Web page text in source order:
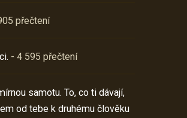
přečtení
- 4 595 přečtení
samotu. To, co ti dávají,
od tebe k druhému člověku